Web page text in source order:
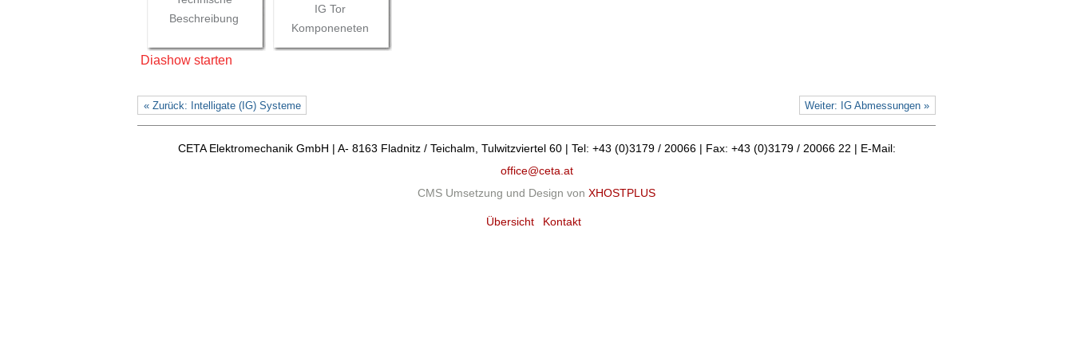
Beschreibung
IG Tor
Komponeneten
Diashow starten
« Zurück: Intelligate (IG) Systeme Weiter: IG Abmessungen »
CETA Elektromechanik GmbH | A- 8163 Fladnitz / Teichalm, Tulwitzviertel 60 | Tel: +43 (0)3179 / 20066 | Fax: +43 (0)3179 / 20066 22 | E-Mail:
office@ceta.at
CMS Umsetzung und Design von XHOSTPLUS
Übersicht Kontakt